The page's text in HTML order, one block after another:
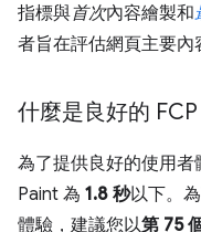
指標與首次內容繪製和
者旨在評估網頁主要內
什麼是良好的 FCP
為了提供良好的使用
Paint 為 1.8 秒以下。
體驗，建議您以第 75